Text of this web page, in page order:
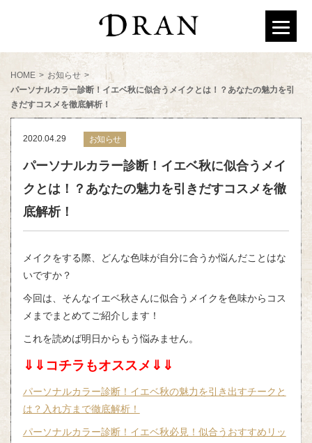
HOME > お知らせ >
パーソナルカラー診断！イエベ秋に似合うメイクとは！？あなたの魅力を引
きだすコスメを徹底解析！
2020.04.29 お知らせ
パーソナルカラー診断！イエベ秋に似合うメイ
クとは！？あなたの魅力を引きだすコスメを徹
底解析！
メイクをする際、どんな色味が自分に合うか悩んだことはな
いですか？
今回は、そんなイエベ秋さんに似合うメイクを色味からコス
メまでまとめてご紹介します！
これを読めば明日からもう悩みません。
⇓⇓コチラもオススメ⇓⇓
パーソナルカラー診断！イエベ秋の魅力を引き出すチークと
は？入れ方まで徹底解析！
パーソナルカラー診断！イエベ秋必見！似合うおすすめリッ